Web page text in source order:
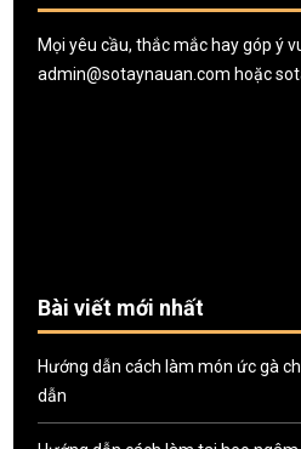
Mọi yêu cầu, thắc mắc hay góp ý
admin@sotaynauan.com hoặc
Bài viết mới nhất
Hướng dẫn cách làm món ức gà
dẫn